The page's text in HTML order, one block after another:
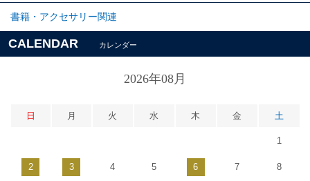
書籍・アクセサリー関連
CALENDAR カレンダー
2026年08月
日 月 火 水 木 金 土
1
2 3 4 5 6 7 8